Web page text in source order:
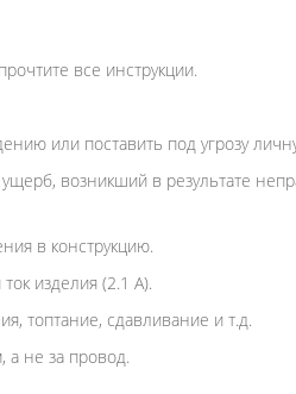
все инструкции.
или поставить под угрозу
возникший в результате
в конструкцию.
изделия (2.1 А).
топтание, сдавливание и т.д.
а не за провод.